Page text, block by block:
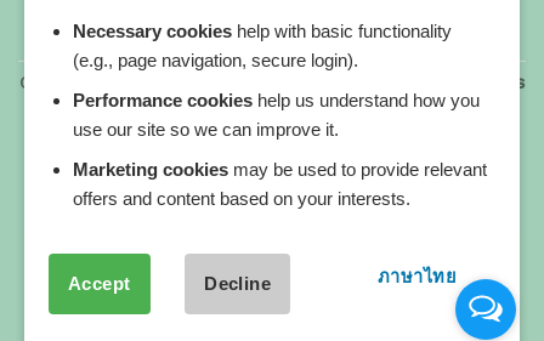
All blog posts
Copyright 2026 ©
All rights reserved. HEALTHPLATZ™ is
a registered trademark of Adbrandture Co., Ltd.
Our website services, content, and products are for
informational purposes only. Healthplatz does not
provide medical advice, diagnosis, or treatment.
Necessary cookies help with basic functionality
(e.g., page navigation, secure login).
Performance cookies help us understand how you
use our site so we can improve it.
Marketing cookies may be used to provide relevant
offers and content based on your interests.
Accept Decline ภาษาไทย